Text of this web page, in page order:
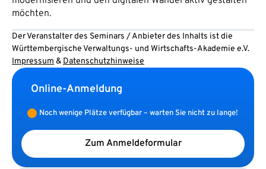
möchten.
Der Veranstalter des Seminars / Anbieter des Inhalts ist die
Württembergische Verwaltungs- und Wirtschafts-Akademie e.V.
Impressum & Datenschutzhinweise
Online-Anmeldung
Noch wenige Plätze verfügbar – warten Sie nicht zu lange!
Zum Anmeldeformular